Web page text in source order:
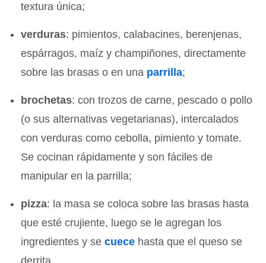
textura única;
verduras: pimientos, calabacines, berenjenas,
espárragos, maíz y champiñones, directamente
sobre las brasas o en una parrilla;
brochetas: con trozos de carne, pescado o pollo
(o sus alternativas vegetarianas), intercalados
con verduras como cebolla, pimiento y tomate.
Se cocinan rápidamente y son fáciles de
manipular en la parrilla;
pizza: la masa se coloca sobre las brasas hasta
que esté crujiente, luego se le agregan los
ingredientes y secuece hasta que el queso se